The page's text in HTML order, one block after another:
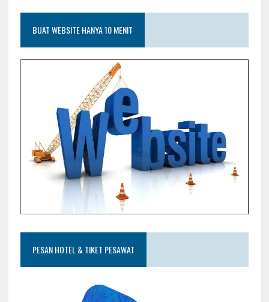
BUAT WEBSITE HANYA 10 MENIT
PESAN HOTEL & TIKET PESAWAT